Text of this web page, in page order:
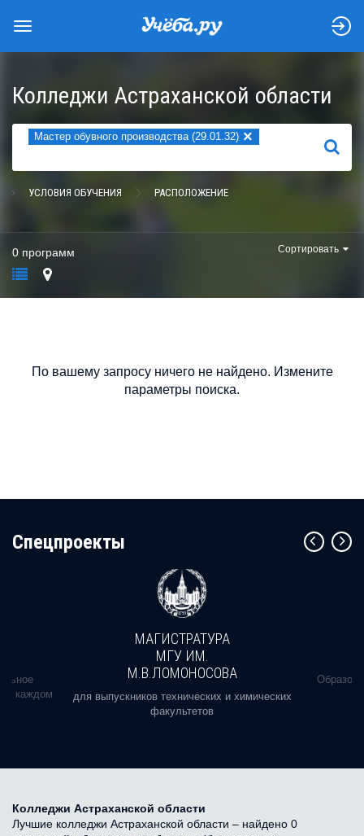
Колледжи Астраханской области
Мастер обувного производства (29.01.32) ×
НАЙТИ
УСЛОВИЯ ОБУЧЕНИЯ РАСПОЛОЖЕНИЕ
0 программ Сортировать
По вашему запросу ничего не найдено. Измените
параметры поиска.
Cпецпроекты
в каждом
МАГИСТРАТУРА
МГУ ИМ.
М.В.ЛОМОНОСОВА
для выпускников технических и химических
факультетов
Колледжи Астраханской области
Лучшие колледжи Астраханской области – найдено 0